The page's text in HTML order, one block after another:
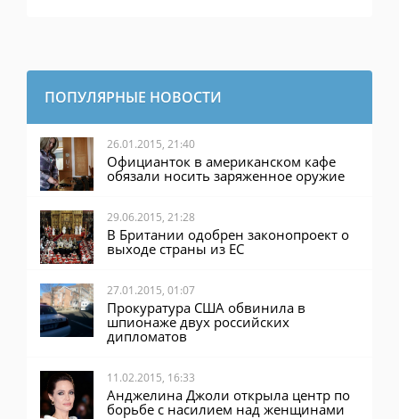
ПОПУЛЯРНЫЕ НОВОСТИ
26.01.2015, 21:40
Официанток в американском кафе
обязали носить заряженное оружие
29.06.2015, 21:28
В Британии одобрен законопроект о
выходе страны из ЕС
27.01.2015, 01:07
Прокуратура США обвинила в
шпионаже двух российских
дипломатов
11.02.2015, 16:33
Анджелина Джоли открыла центр по
борьбе с насилием над женщинами